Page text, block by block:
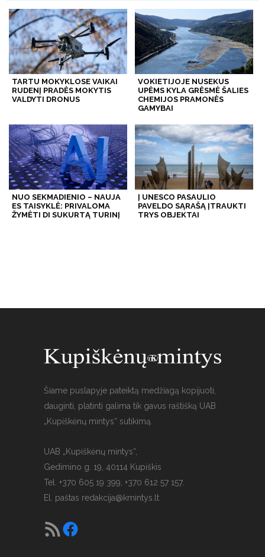
TARTU MOKYKLOSE VAIKAI
RUDENĮ PRADĖS MOKYTIS
VALDYTI DRONUS
VOKIETIJOJE NUSEKUS
UPĖMS KYLA GRĖSMĖ ŠALIES
CHEMIJOS PRAMONĖS
GAMYBAI
NUO SEKMADIENIO – NAUJA
ES TAISYKLĖ: PRIVALOMA
ŽYMĖTI DI SUKURTĄ TURINĮ
Į UNESCO PASAULIO
PAVELDO SĄRAŠĄ ĮTRAUKTI
TRYS OBJEKTAI
Šiame puslapyje pateiktą medžiagą kopijuoti,
dauginti, platinti galima tik gavus raštišką UAB
„Kupiškėnų mintys“ sutikimą.
UAB „Kupiškėnų mintys“,
Gedimino g. 19, 40114 Kupiškis
Tel. +370 605 19 399, +370 612 57 157.
El. paštas redakcija@kmintys.lt